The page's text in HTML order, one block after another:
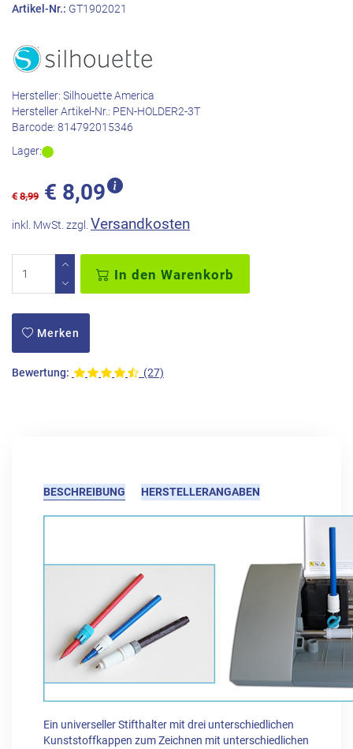
Artikel-Nr.: GT1902021
Hersteller: Silhouette America
Hersteller Artikel-Nr.: PEN-HOLDER2-3T
Barcode: 814792015346
Lager:
€ 8,99 € 8,09
inkl. MwSt. zzgl. Versandkosten
In den Warenkorb
Merken
Bewertung: (27)
BESCHREIBUNG HERSTELLERANGABEN
Ein universeller Stifthalter mit drei unterschiedlichen
Kunststoffkappen zum Zeichnen mit unterschiedlichen